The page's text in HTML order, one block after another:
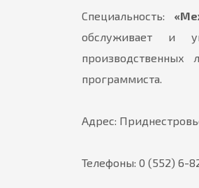
Специальность:
обслуживает и
программиста.
Адрес:
Телефоны: 0 (552) 6-